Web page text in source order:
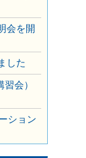
会を開
した
会）
ション